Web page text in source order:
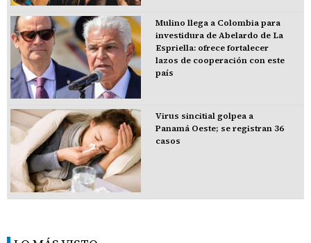
Mulino llega a Colombia para
investidura de Abelardo de La
Espriella: ofrece fortalecer
lazos de cooperación con este
país
Virus sincitial golpea a
Panamá Oeste; se registran 36
casos